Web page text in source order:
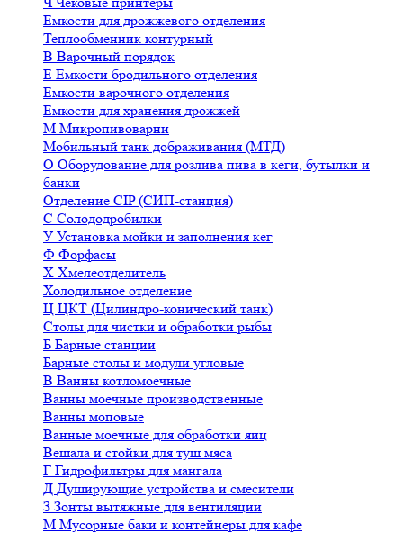
Ёмкости для дрожжевого отделения
Теплообменник контурный
В Варочный порядок
Ё Ёмкости бродильного отделения
Ёмкости варочного отделения
Ёмкости для хранения дрожжей
М Микропивоварни
Мобильный танк дображивания (МТД)
О Оборудование для розлива пива в кеги, бутылки и
банки
Отделение CIP (СИП-станция)
С Солододробилки
У Установка мойки и заполнения кег
Ф Форфасы
Х Хмелеотделитель
Холодильное отделение
Ц ЦКТ (Цилиндро-конический танк)
Столы для чистки и обработки рыбы
Б Барные станции
Барные столы и модули угловые
В Ванны котломоечные
Ванны моечные производственные
Ванны моповые
Ванные моечные для обработки яиц
Вешала и стойки для туш мяса
Г Гидрофильтры для мангала
Д Душирующие устройства и смесители
З Зонты вытяжные для вентиляции
М Мусорные баки и контейнеры для кафе